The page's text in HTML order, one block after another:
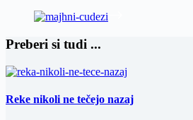
Preberi si tudi ...
Reke nikoli ne tečejo nazaj